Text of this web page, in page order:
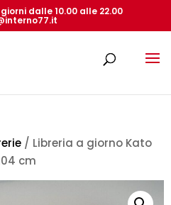
dalle 10.00 alle 22.00
/ Libreria a giorno Kato
cm